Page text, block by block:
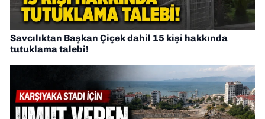
Savcılıktan Başkan Çiçek dahil 15 kişi hakkında
tutuklama talebi!